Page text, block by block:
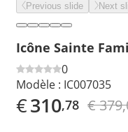
Previous slide Next
Icône Sainte
0
Modèle : IC007035
€310,78 €